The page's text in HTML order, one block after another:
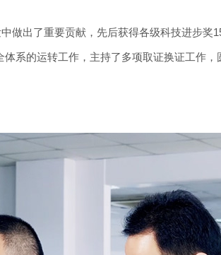
出了重要贡献，先后获得各级科技进步奖
系的运转工作，主持了多项取证换证工作